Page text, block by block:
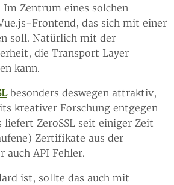
Im Zentrum eines solchen
Frontend, das sich mit einer
soll. Natürlich mit der
die Transport Layer
kann.
besonders deswegen attraktiv,
kreativer Forschung entgegen
liefert ZeroSSL seit einiger Zeit
Zertifikate aus der
auch API Fehler.
ist, sollte das auch mit